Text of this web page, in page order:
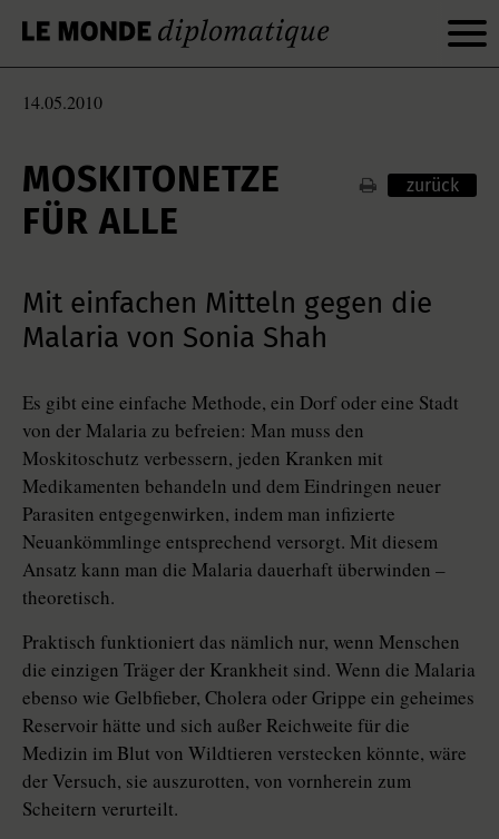
14.05.2010
MOSKITONETZE
FÜR ALLE
zurück
Mit einfachen Mitteln gegen die
Malaria von Sonia Shah
Es gibt eine einfache Methode, ein Dorf oder eine Stadt
von der Malaria zu befreien: Man muss den
Moskitoschutz verbessern, jeden Kranken mit
Medikamenten behandeln und dem Eindringen neuer
Parasiten entgegenwirken, indem man infizierte
Neuankömmlinge entsprechend versorgt. Mit diesem
Ansatz kann man die Malaria dauerhaft überwinden –
theoretisch.
Praktisch funktioniert das nämlich nur, wenn Menschen
die einzigen Träger der Krankheit sind. Wenn die Malaria
ebenso wie Gelbfieber, Cholera oder Grippe ein geheimes
Reservoir hätte und sich außer Reichweite für die
Medizin im Blut von Wildtieren verstecken könnte, wäre
der Versuch, sie auszurotten, von vornherein zum
Scheitern verurteilt.